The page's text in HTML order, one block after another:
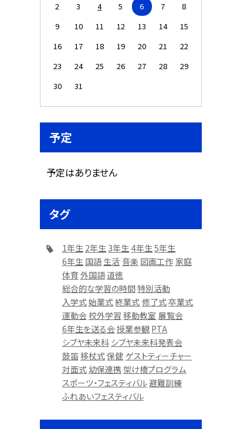
2
3 4 5 6 7
8
9
10 11 12 13 14
15
16
17 18 19 20 21
22
23
24 25 26 27 28
29
30
31
予定
予定はありません
タグ
1年生 2年生 3年生 4年生5年生
6年生 国語生活 音楽 図画工作 家庭
体育 外国語道徳
総合的な学習の時間特別活動
入学式始業式終業式 修了式卒業式
運動会 校外学習 移動教室 展覧会
6年生を送る会授業参観 PTA
シブヤ未来科 シブヤ未来科発表会
鼓笛移杖式保健 ゲストティーチャー
対面式 幼保連携 架け橋プログラム
スポーツ・フェスティバル避難訓練
ふれあいフェスティバル